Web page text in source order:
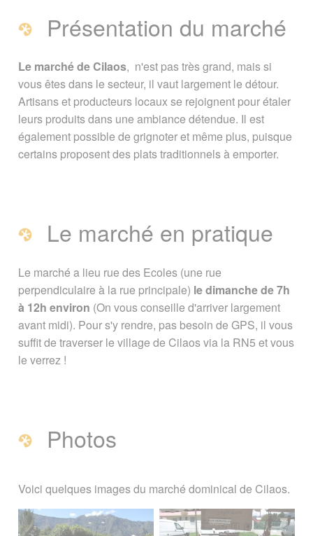
Présentation du marché
Le marché en pratique Photos
A proximité du marché de Cilaos
Page créée le 25 août 2014. Dernière
à Cilaos
amélioration
Présentation du marché
Le marché de Cilaos, n'est pas très grand, mais si
vous êtes dans le secteur, il vaut largement le détour.
Artisans et producteurs locaux se rejoignent pour étaler
leurs produits dans une ambiance détendue. Il est
également possible de grignoter et même plus, puisque
certains proposent des plats traditionnels à emporter.
Le marché en pratique
Le marché a lieu rue des Ecoles (une rue
perpendiculaire à la rue principale) le dimanche de 7h
à 12h environ (On vous conseille d'arriver largement
avant midi). Pour s'y rendre, pas besoin de GPS, il vous
suffit de traverser le village de Cilaos via la RN5 et vous
le verrez !
Photos
Voici quelques images du marché dominical de Cilaos.